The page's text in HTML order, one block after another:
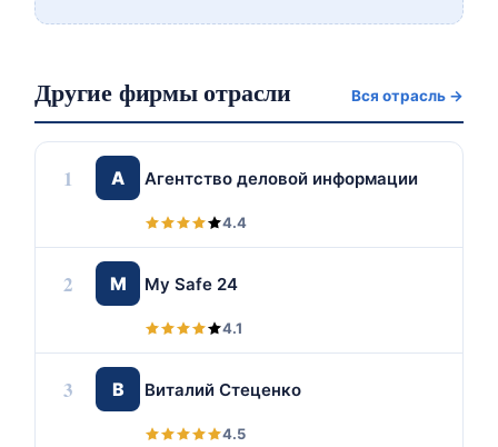
Другие фирмы отрасли Вся отрасль →
1 А Агентство деловой информации
4.4
2 M My Safe 24
4.1
3 В Виталий Стеценко
4.5